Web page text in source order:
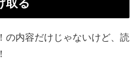
取る
の内容だけじゃないけど、読